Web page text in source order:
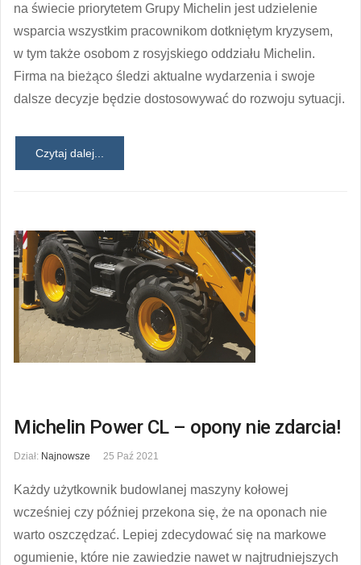
na świecie priorytetem Grupy Michelin jest udzielenie
wsparcia wszystkim pracownikom dotkniętym kryzysem,
w tym także osobom z rosyjskiego oddziału Michelin.
Firma na bieżąco śledzi aktualne wydarzenia i swoje
dalsze decyzje będzie dostosowywać do rozwoju sytuacji.
Czytaj dalej...
Michelin Power CL – opony nie zdarcia!
Dział: Najnowsze 25 Paź 2021
Każdy użytkownik budowlanej maszyny kołowej
wcześniej czy później przekona się, że na oponach nie
warto oszczędzać. Lepiej zdecydować się na markowe
ogumienie, które nie zawiedzie nawet w najtrudniejszych